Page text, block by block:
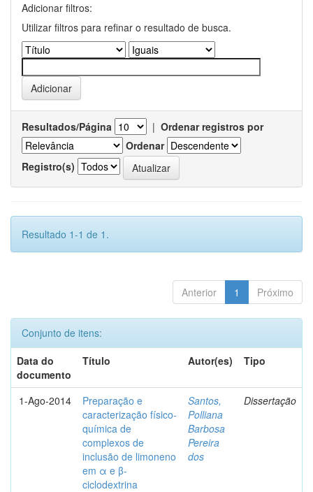
Adicionar filtros:
Utilizar filtros para refinar o resultado de busca.
Resultados/Página | Ordenar registros por
Ordenar
Registro(s)
Resultado 1-1 de 1.
Anterior 1 Próximo
Conjunto de itens:
Data do
documento
Título Autor(es) Tipo
1-Ago-2014
Preparação e
caracterização físico-
química de
complexos de
inclusão de limoneno
em α e β-
ciclodextrina
Santos,
Polliana
Barbosa
Pereira
dos
Dissertação